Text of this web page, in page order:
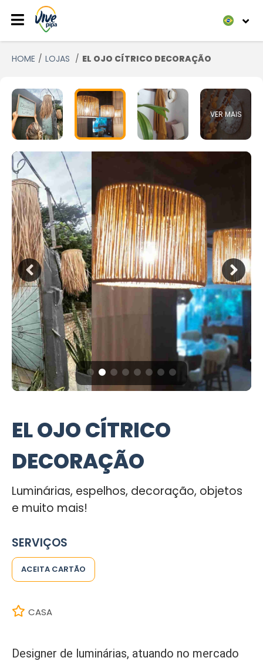
HOME LOJAS EL OJO CÍTRICO DECORAÇÃO
VER MAIS
EL OJO CÍTRICO
DECORAÇÃO
Luminárias, espelhos, decoração, objetos
e muito mais!
SERVIÇOS
ACEITA CARTÃO
CASA
Designer de luminárias, atuando no mercado